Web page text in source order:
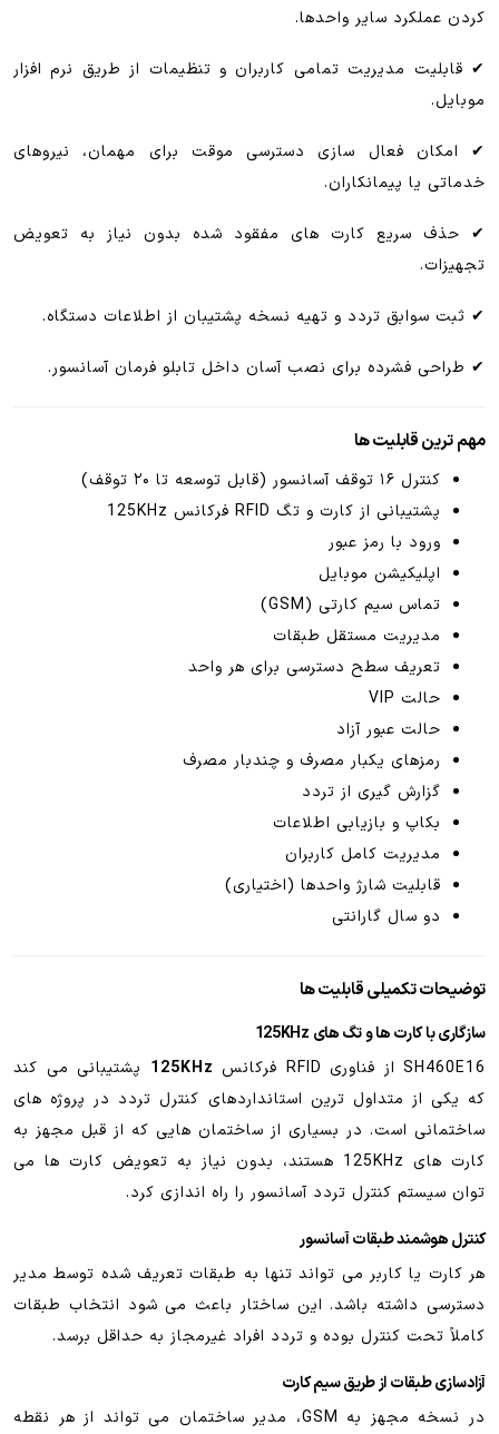
کردن عملکرد سایر واحدها.
✔ قابلیت مدیریت تمامی کاربران و تنظیمات از طریق نرم افزار
موبایل.
✔ امکان فعال سازی دسترسی موقت برای مهمان، نیروهای
خدماتی یا پیمانکاران.
✔ حذف سریع کارت های مفقود شده بدون نیاز به تعویض
تجهیزات.
✔ ثبت سوابق تردد و تهیه نسخه پشتیبان از اطلاعات دستگاه.
✔ طراحی فشرده برای نصب آسان داخل تابلو فرمان آسانسور.
مهم ترین قابلیت ها
کنترل ۱۶ توقف آسانسور (قابل توسعه تا ۲۰ توقف)
پشتیبانی از کارت و تگ RFID فرکانس 125KHz
ورود با رمز عبور
اپلیکیشن موبایل
تماس سیم کارتی (GSM)
مدیریت مستقل طبقات
تعریف سطح دسترسی برای هر واحد
حالت VIP
حالت عبور آزاد
رمزهای یکبار مصرف و چندبار مصرف
گزارش گیری از تردد
بکاپ و بازیابی اطلاعات
مدیریت کامل کاربران
قابلیت شارژ واحدها (اختیاری)
دو سال گارانتی
توضیحات تکمیلی قابلیت ها
سازگاری با کارت ها و تگ های 125KHz
SH460E16 از فناوری RFID فرکانس
125KHz پشتیبانی می کند
که یکی از متداول ترین استانداردهای کنترل تردد در پروژه های
ساختمانی است. در بسیاری از ساختمان هایی که از قبل مجهز به
کارت های 125KHz هستند، بدون نیاز به تعویض کارت ها می
توان سیستم کنترل تردد آسانسور را راه اندازی کرد.
کنترل هوشمند طبقات آسانسور
هر کارت یا کاربر می تواند تنها به طبقات تعریف شده توسط مدیر
دسترسی داشته باشد. این ساختار باعث می شود انتخاب طبقات
کاملاً تحت کنترل بوده و تردد افراد غیرمجاز به حداقل برسد.
آزادسازی طبقات از طریق سیم کارت
در نسخه مجهز به GSM، مدیر ساختمان می تواند از هر نقطه